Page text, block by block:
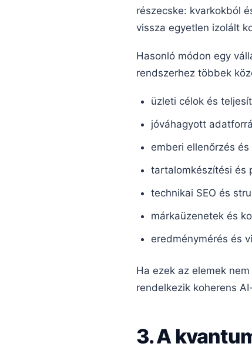
részecske: kvarkokból
vissza egyetlen izolált
Hasonló módon egy
rendszerhez többek
üzleti célok és
jóváhagyott
emberi ellenőrzés
tartalomkészítési és
technikai SEO és
márkaüzenetek és
eredménymérés és
Ha ezek az elemek
rendelkezik koherens
3. A